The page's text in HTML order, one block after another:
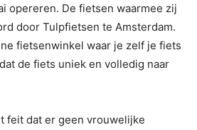
opereren. De fietsen waarmee zij
door Tulpfietsen te Amsterdam.
fietsenwinkel waar je zelf je fiets
de fiets uniek en volledig naar
feit dat er geen vrouwelijke